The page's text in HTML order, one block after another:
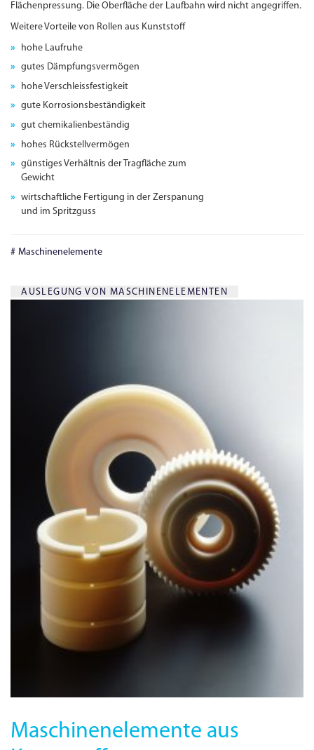
Flächen­pressung. Die Oberfläche der Laufbahn wird nicht angegriffen.
Weitere Vorteile von Rollen aus Kunststoff
hohe Laufruhe
gutes Dämpfungs­vermögen
hohe Verschleissfestigkeit
gute Korrosionsbeständigkeit
gut chemikalienbeständig
hohes Rückstell­vermögen
günstiges Verhältnis der Tragfläche zum
Gewicht
wirtschaftliche Fertigung in der Zerspanung
und im Spritzguss
Maschinenelemente
AUSLEGUNG VON MASCHINENELEMENTEN
Maschinenelemente aus